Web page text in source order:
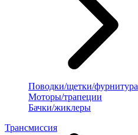
Поводки/щетки/фурнитура
Моторы/трапеции
Бачки/жиклеры
Трансмиссия